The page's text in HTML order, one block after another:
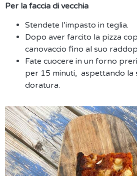
Per la faccia di vecchia
Stendete l’impasto in teglia.
Dopo aver farcito la pizza
canovaccio fino al suo
Fate cuocere in un forno
per 15 minuti, aspettando la
doratura.